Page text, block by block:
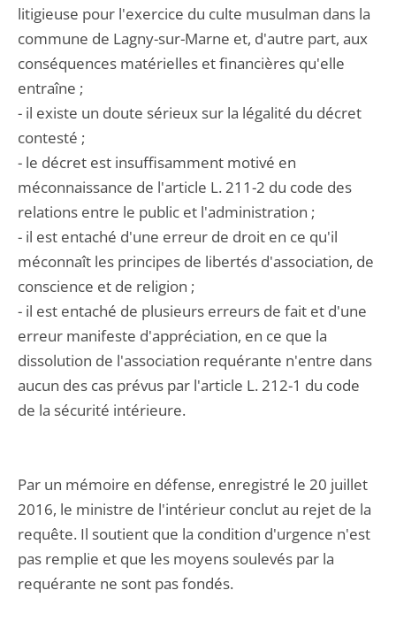
litigieuse pour l'exercice du culte musulman dans la
commune de Lagny-sur-Marne et, d'autre part, aux
conséquences matérielles et financières qu'elle
entraîne ;
- il existe un doute sérieux sur la légalité du décret
contesté ;
- le décret est insuffisamment motivé en
méconnaissance de l'article L. 211-2 du code des
relations entre le public et l'administration ;
- il est entaché d'une erreur de droit en ce qu'il
méconnaît les principes de libertés d'association, de
conscience et de religion ;
- il est entaché de plusieurs erreurs de fait et d'une
erreur manifeste d'appréciation, en ce que la
dissolution de l'association requérante n'entre dans
aucun des cas prévus par l'article L. 212-1 du code
de la sécurité intérieure.
Par un mémoire en défense, enregistré le 20 juillet
2016, le ministre de l'intérieur conclut au rejet de la
requête. Il soutient que la condition d'urgence n'est
pas remplie et que les moyens soulevés par la
requérante ne sont pas fondés.